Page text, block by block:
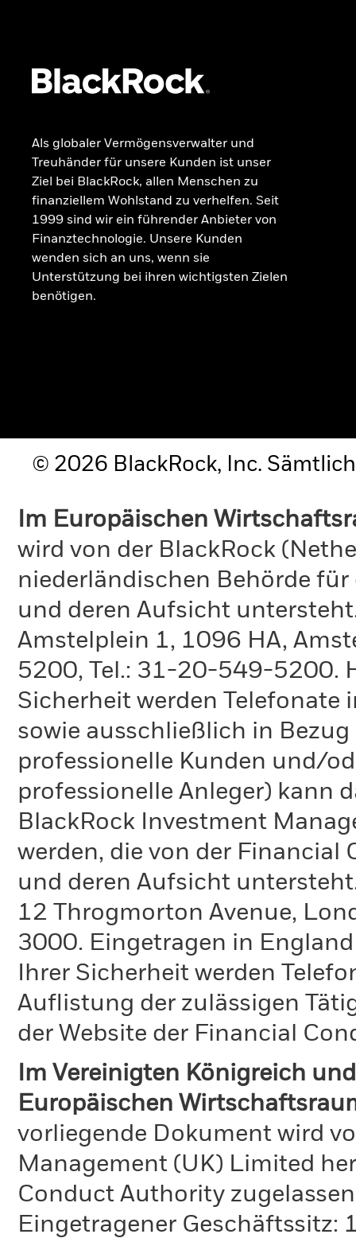
Als globaler Vermögensverwalter und
Treuhänder für unsere Kunden ist unser
Ziel bei BlackRock, allen Menschen zu
finanziellem Wohlstand zu verhelfen. Seit
1999 sind wir ein führender Anbieter von
Finanztechnologie. Unsere Kunden
wenden sich an uns, wenn sie
Unterstützung bei ihren wichtigsten Zielen
benötigen.
© 2026 BlackRock, Inc.
Im Europäischen
wird von der BlackRock
niederländischen Behörde
und deren Aufsicht
Amstelplein 1, 1096 HA,
5200, Tel.: 31-20-549-5200.
Sicherheit werden Telefonate
sowie ausschließlich in
professionelle Kunden und/
professionelle Anleger) kann
BlackRock Investment
werden, die von der Financial
und deren Aufsicht
12 Throgmorton Avenue,
3000. Eingetragen in
Ihrer Sicherheit werden
Auflistung der zulässigen
der Website der Financial
Im Vereinigten Königreich
Europäischen
vorliegende Dokument wird
Management (UK) Limited
Conduct Authority
Eingetragener Geschäftssitz: